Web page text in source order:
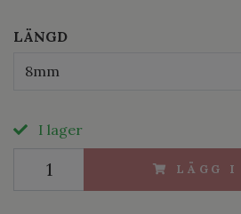
LÄNGD
8mm
I lager
LÄGG I